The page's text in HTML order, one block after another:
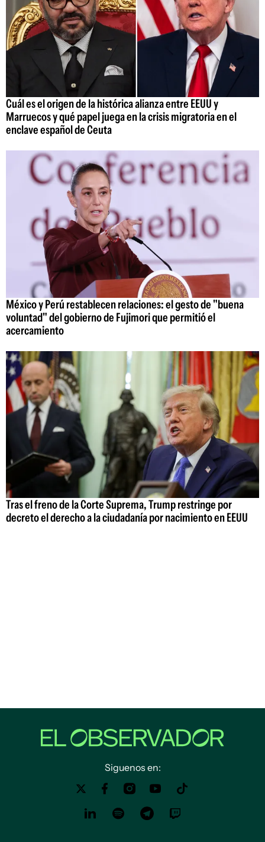
Cuál es el origen de la histórica alianza entre EEUU y
Marruecos y qué papel juega en la crisis migratoria en el
enclave español de Ceuta
México y Perú restablecen relaciones: el gesto de "buena
voluntad" del gobierno de Fujimori que permitió el
acercamiento
Tras el freno de la Corte Suprema, Trump restringe por
decreto el derecho a la ciudadanía por nacimiento en EEUU
Siguenos en: